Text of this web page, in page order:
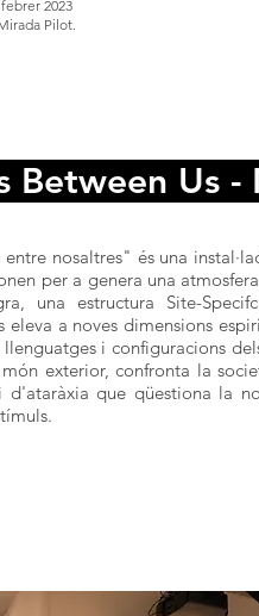
2023
Pilot.
Between Us -
nosaltres" és una
per a genera una
una estructura Site-
eleva a noves dimensions
i configuracions
exterior, confronta la
d'ataràxia que qüestiona la